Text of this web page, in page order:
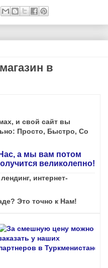
в
и свой сайт вы
Просто, Быстро, Со
а мы вам потом
великолепно!
интернет-
Это точно к Нам!